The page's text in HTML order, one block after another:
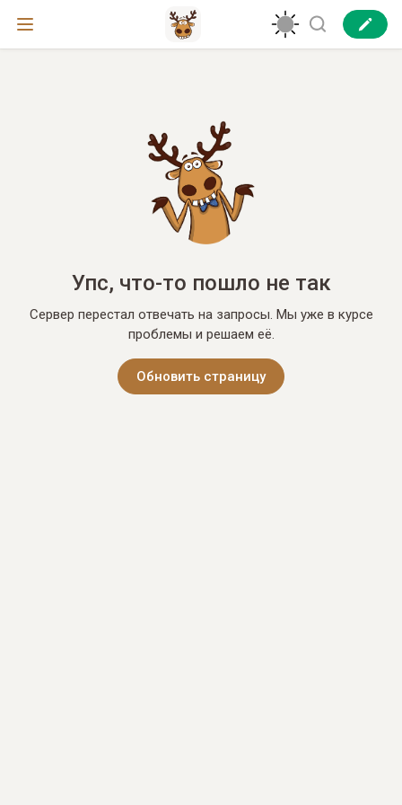
Упс, что-то пошло не так
Сервер перестал отвечать на запросы. Мы уже в курсе
проблемы и решаем её.
Обновить страницу